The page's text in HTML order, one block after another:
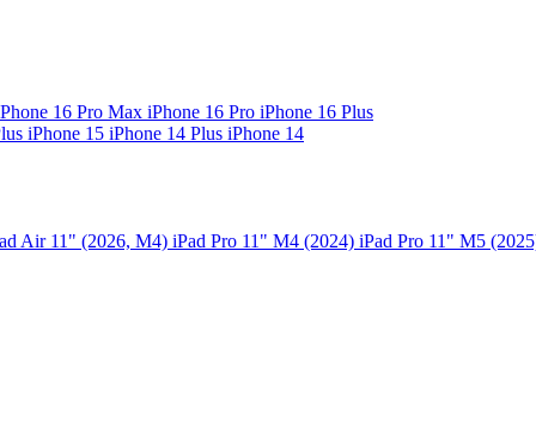
16 Pro Max iPhone 16 Pro iPhone 16 Plus
iPhone 15 iPhone 14 Plus iPhone 14
Air 11" (2026, M4) iPad Pro 11" M4 (2024) iPad Pro 11" M5